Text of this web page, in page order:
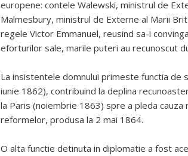
europene: contele Walewski, ministrul de
Malmesbury, ministrul de Externe al Marii
regele Victor Emmanuel, reusind sa-i
eforturilor sale, marile puteri au recunoscut
La insistentele domnului primeste functia de
iunie 1862), contribuind la deplina
la Paris (noiembrie 1863) spre a pleda
reformelor, produsa la 2 mai 1864.
O alta functie detinuta in diplomatie a fost